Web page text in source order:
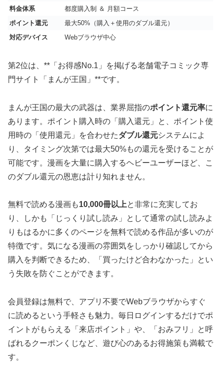
料金体系
都度購入制 ＆ 月額コース
ポイント還元
最大50%（購入＋使用のダブル還元）
対応デバイス
Webブラウザ中心
第2位は、**「お得感No.1」を掲げる老舗電子コミック専
門サイト「まんが王国」**です。
まんが王国の最大の武器は、業界屈指のポイント還元率に
あります。ポイント購入時の「購入還元」と、ポイント使
用時の「使用還元」を合わせたダブル還元システムによ
り、タイミング次第では最大50%もの還元を受けることが
可能です。漫画を大量に購入するヘビーユーザーほど、こ
のダブル還元の恩恵は計り知れません。
無料で読める漫画も10,000冊以上と非常に充実してお
り、しかも「じっくり試し読み」として通常の試し読みよ
りもはるかに多くのページを無料で読める作品が多いのが
特徴です。気になる漫画の雰囲気をしっかり確認してから
購入を判断できるため、「買ったけど合わなかった」とい
う失敗を防ぐことができます。
会員登録は無料で、アプリ不要でWebブラウザからすぐ
に読めるという手軽さも魅力。毎日ログインするだけでポ
イントがもらえる「来店ポイント」や、「おみフリ」と呼
ばれるクーポンくじなど、遊び心のあるお得施策も満載で
す。